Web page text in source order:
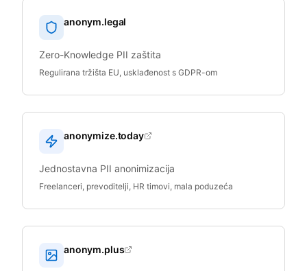
anonym.legal
Zero-Knowledge PII zaštita
Regulirana tržišta EU, usklađenost s GDPR-om
anonymize.today
Jednostavna PII anonimizacija
Freelanceri, prevoditelji, HR timovi, mala poduzeća
anonym.plus